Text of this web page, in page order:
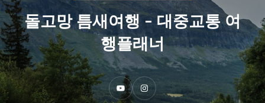
돌고망 틈새여행 - 대중교통 여
행플래너
Y
I